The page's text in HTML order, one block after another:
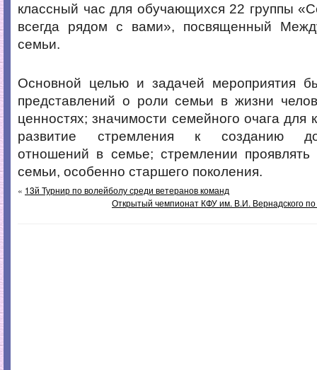
классный час для обучающихся 22 группы
всегда рядом с вами», посвященный
семьи.
Основной целью и задачей мероприятия
представлений о роли семьи в жизни
ценностях; значимости семейного очага для
развитие стремления к созданию
отношений в семье; стремлении проявлять
семьи, особенно старшего поколения.
« 13й Турнир по волейболу среди ветеранов команд
Открытый чемпионат КФУ им. В.И. Вернадского